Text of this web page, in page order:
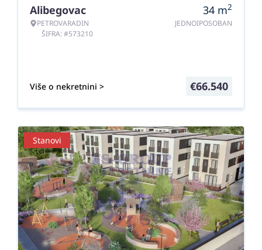
Alibegovac
PETROVARADIN
ŠIFRA: #573210
34 m2
JEDNOIPOSOBAN
Više o nekretnini > €66.540
Stanovi